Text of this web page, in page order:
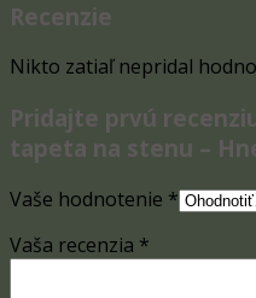
Recenzie
Nikto zatiaľ nepridal
Pridajte prvú
tapeta na stenu –
Vaše hodnotenie *
Vaša recenzia *